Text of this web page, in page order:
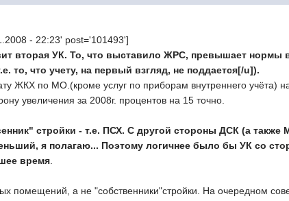
- 22:23' post='101493']
вторая УК. То, что выставило ЖРС, превышает нормы
то, что учету, на первый взгляд, не поддается[/u]).
ЖКХ по МО.(кроме услуг по приборам внутреннего учёта) на
увеличения за 2008г. процентов на 15 точно.
стройки - т.е. ПСХ. С другой стороны ДСК (а также
я полагаю... Поэтому логичнее было бы УК со
время.
помещений, а не "собственники"стройки. На очередном